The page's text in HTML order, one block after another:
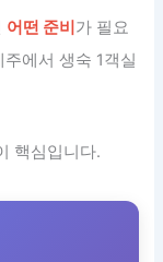
어떤 준비가 필요
에서 생숙 1객실
핵심입니다.